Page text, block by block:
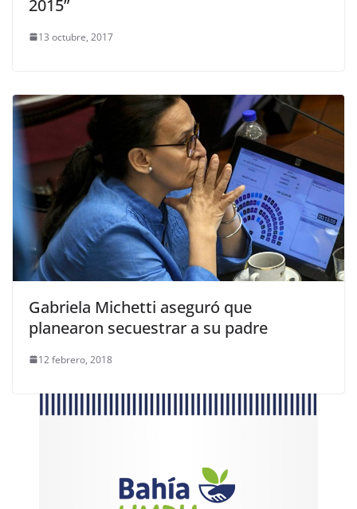
2015”
13 octubre, 2017
Gabriela Michetti aseguró que
planearon secuestrar a su padre
12 febrero, 2018